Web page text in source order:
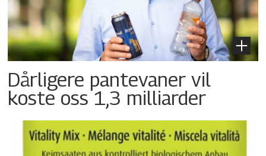
Dårligere pantevaner vil
koste oss 1,3 milliarder